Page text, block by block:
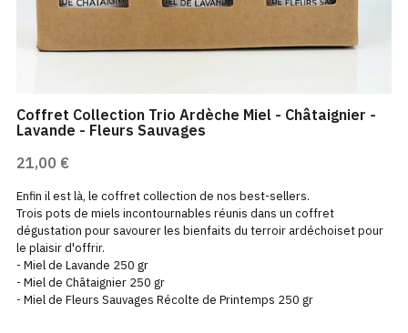
Rechercher
Coffret Collection Trio Ardèche Miel - Châtaignier -
Lavande - Fleurs Sauvages
21,00 €
Enfin il est là, le coffret collection de nos best-sellers.
Trois pots de miels incontournables réunis dans un coffret
dégustation pour savourer les bienfaits du terroir ardéchoiset pour
le plaisir d'offrir.
- Miel de Lavande 250 gr
- Miel de Châtaignier 250 gr
- Miel de Fleurs Sauvages Récolte de Printemps 250 gr